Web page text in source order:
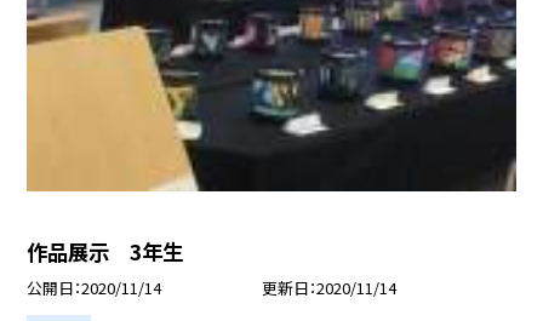
作品展示 3年生
公開日 2020/11/14 更新日 2020/11/14